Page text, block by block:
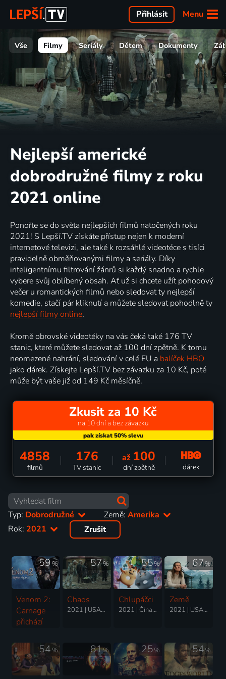
Menu
Přihlásit
Vše Filmy Seriály Dětem Dokumenty
Nejlepší americké
dobrodružné filmy z roku
2021 online
Ponořte se do světa nejlepších filmů natočených roku
2021! S Lepší.TV získáte přístup nejen k moderní
internetové televizi, ale také k rozsáhlé videotéce s tisíci
pravidelně obměňovanými filmy a seriály. Díky
inteligentnímu filtrování žánrů si každý snadno a rychle
vybere svůj oblíbený obsah. Ať už si chcete užít pohodový
večer u romantických filmů nebo sledovat ty nejlepší
komedie, stačí pár kliknutí a můžete sledovat pohodlně ty
nejlepší filmy online.
Kromě obrovské videotéky na vás čeká také 176 TV
stanic, které můžete sledovat až 100 dní zpětně. K tomu
neomezené nahrání, sledování v celé EU a balíček HBO
jako dárek. Získejte Lepší.TV bez závazku za 10 Kč, poté
může být vaše již od 149 Kč měsíčně.
Zkusit za 10 Kč
na 10 dní a bez závazku
4858
filmů
176
TV stanic
až 100
dní zpětně dárek
Typ: Dobrodružné Země:Amerika
Rok: 2021 Zrušit
59%
Venom 2:
Carnage
přichází
57%
Chaos
2021 | USA | Science Fiction, Akční, Dobrodružný, Fantasy
55%
Chlupáčci
2021 | Čína, USA | Animovaný, Dobrodružný, Komedie, Rodinný
67%
Země
2021 | USA, Kanada | Drama, Dobrodružný
54% 81% 25% 54%